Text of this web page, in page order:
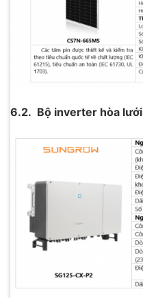
6.2. Bộ inverter hòa lưới